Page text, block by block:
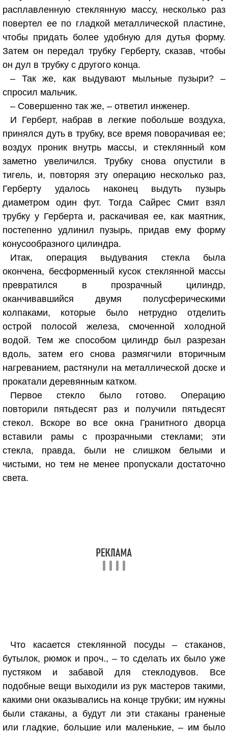
расплавленную стеклянную массу, несколько раз
повертел ее по гладкой металлической пластине,
чтобы придать более удобную для дутья форму.
Затем он передал трубку Герберту, сказав, чтобы
он дул в трубку с другого конца.
– Так же, как выдувают мыльные пузыри? –
спросил мальчик.
– Совершенно так же, – ответил инженер.
И Герберт, набрав в легкие побольше воздуха,
принялся дуть в трубку, все время поворачивая ее;
воздух проник внутрь массы, и стеклянный ком
заметно увеличился. Трубку снова опустили в
тигель, и, повторяя эту операцию несколько раз,
Герберту удалось наконец выдуть пузырь
диаметром один фут. Тогда Сайрес Смит взял
трубку у Герберта и, раскачивая ее, как маятник,
постепенно удлинил пузырь, придав ему форму
конусообразного цилиндра.
Итак, операция выдувания стекла была
окончена, бесформенный кусок стеклянной массы
превратился в прозрачный цилиндр,
оканчивавшийся двумя полусферическими
колпаками, которые было нетрудно отделить
острой полосой железа, смоченной холодной
водой. Тем же способом цилиндр был разрезан
вдоль, затем его снова размягчили вторичным
нагреванием, растянули на металлической доске и
прокатали деревянным катком.
Первое стекло было готово. Операцию
повторили пятьдесят раз и получили пятьдесят
стекол. Вскоре во все окна Гранитного дворца
вставили рамы с прозрачными стеклами; эти
стекла, правда, были не слишком белыми и
чистыми, но тем не менее пропускали достаточно
света.
Что касается стеклянной посуды – стаканов,
бутылок, рюмок и проч., – то сделать их было уже
пустяком и забавой для стеклодувов. Все
подобные вещи выходили из рук мастеров такими,
какими они оказывались на конце трубки; им нужны
были стаканы, а будут ли эти стаканы граненые
или гладкие, большие или маленькие, – им было